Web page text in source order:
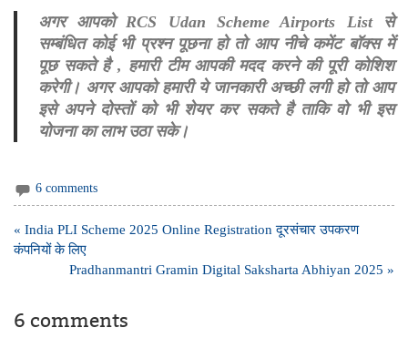
अगर आपको RCS Udan Scheme Airports List से
सम्बंधित कोई भी प्रश्न पूछना हो तो आप नीचे कमेंट बॉक्स में
पूछ सकते है , हमारी टीम आपकी मदद करने की पूरी कोशिश
करेगी। अगर आपको हमारी ये जानकारी अच्छी लगी हो तो आप
इसे अपने दोस्तों को भी शेयर कर सकते है ताकि वो भी इस
योजना का लाभ उठा सके।
6 comments
Post
navigation
« India PLI Scheme 2025 Online Registration दूरसंचार उपकरण
कंपनियों के लिए
Pradhanmantri Gramin Digital Saksharta Abhiyan 2025 »
6 comments